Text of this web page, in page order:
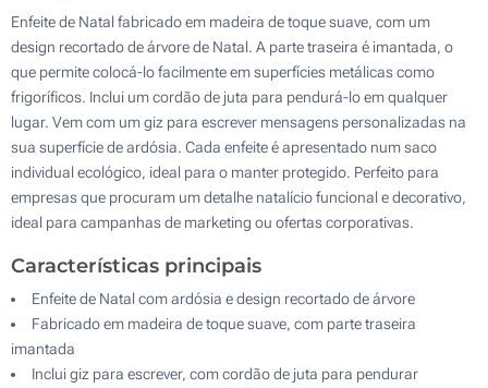
Enfeite de Natal fabricado em madeira de toque suave, com um
design recortado de árvore de Natal. A parte traseira é imantada, o
que permite colocá-lo facilmente em superfícies metálicas como
frigoríficos. Inclui um cordão de juta para pendurá-lo em qualquer
lugar. Vem com um giz para escrever mensagens personalizadas na
sua superfície de ardósia. Cada enfeite é apresentado num saco
individual ecológico, ideal para o manter protegido. Perfeito para
empresas que procuram um detalhe natalício funcional e decorativo,
ideal para campanhas de marketing ou ofertas corporativas.
Características principais
Enfeite de Natal com ardósia e design recortado de árvore
Fabricado em madeira de toque suave, com parte traseira
imantada
Inclui giz para escrever, com cordão de juta para pendurar